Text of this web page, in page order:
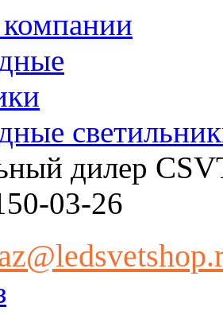
дилер
03-26